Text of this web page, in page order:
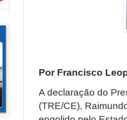
Por Francisco
A declaração do
(TRE/CE),